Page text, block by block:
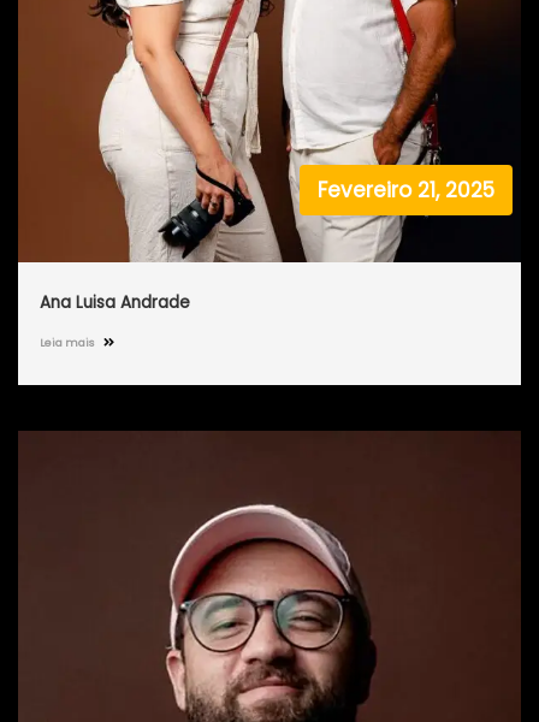
Fevereiro 21, 2025
Ana Luisa Andrade
Leia mais